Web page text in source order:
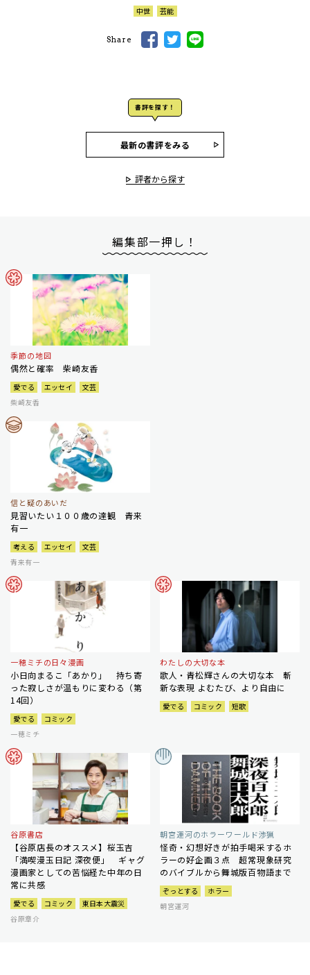
中世 芸能
Share
書評を探す！
最新の書評をみる
評者から探す
編集部一押し！
季節の地図
偶然と確率 柴崎友香
愛でる エッセイ
文芸
柴崎友香
信と疑のあいだ
見習いたい１００歳の達観 青来
有一
考える エッセイ
文芸
青来有一
一穂ミチの日々漫画
小日向まるこ「あかり」 持ち寄
った寂しさが温もりに変わる（第
14回）
愛でる
コミック
一穂ミチ
わたしの大切な本
歌人・青松輝さんの大切な本 斬
新な表現 よむたび、より自由に
愛でる コミック 短歌
谷原書店
【谷原店長のオススメ】桜玉吉
「満喫漫玉日記 深夜便」 ギャグ
漫画家としての苦悩経た中年の日
常に共感
愛でる コミック
東日本大震災
谷原章介
朝宮運河のホラーワールド渉猟
怪奇・幻想好きが拍手喝采するホ
ラーの好企画３点 超常現象研究
のバイブルから舞城版百物語まで
ぞっとする
ホラー
朝宮運河